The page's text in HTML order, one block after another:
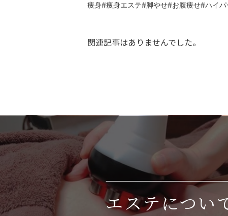
痩身#痩身エステ#脚やせ#お腹痩せ#ハイパ
関連記事はありませんでした。
エステについ